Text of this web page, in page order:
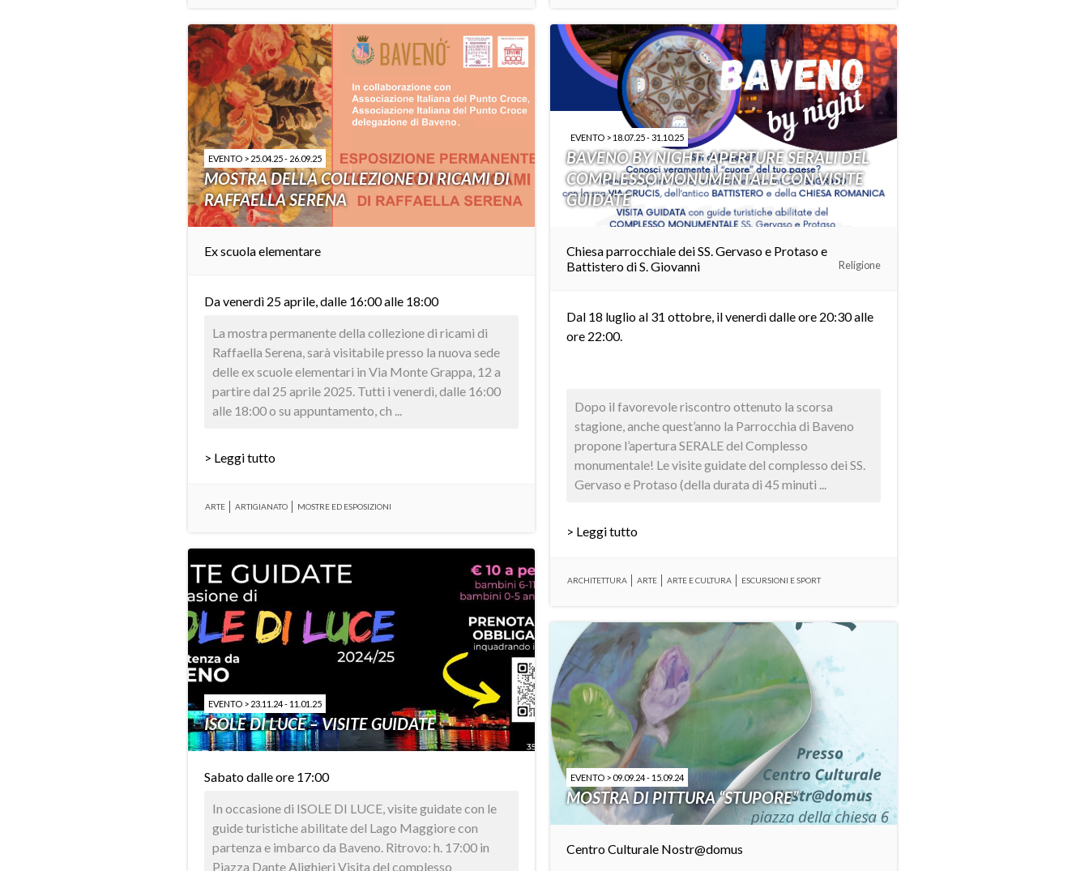
EVENTO > 25.04.25 - 26.09.25
MOSTRA DELLA COLLEZIONE DI RICAMI DI
RAFFAELLA SERENA
Ex scuola elementare
Da venerdì 25 aprile, dalle 16:00 alle 18:00
La mostra permanente della collezione di ricami di
Raffaella Serena, sarà visitabile presso la nuova sede
delle ex scuole elementari in Via Monte Grappa, 12 a
partire dal 25 aprile 2025. Tutti i venerdì, dalle 16:00
alle 18:00 o su appuntamento, ch ...
> Leggi tutto
ARTE ARTIGIANATO MOSTRE ED ESPOSIZIONI
EVENTO > 18.07.25 - 31.10.25
BAVENO BY NIGHT: APERTURE SERALI DEL
COMPLESSO MONUMENTALE CON VISITE
GUIDATE
Chiesa parrocchiale dei SS. Gervaso e Protaso e
Battistero di S. Giovanni
Religione
Dal 18 luglio al 31 ottobre, il venerdì dalle ore 20:30 alle
ore 22:00.
Dopo il favorevole riscontro ottenuto la scorsa
stagione, anche quest’anno la Parrocchia di Baveno
propone l’apertura SERALE del Complesso
monumentale! Le visite guidate del complesso dei SS.
Gervaso e Protaso (della durata di 45 minuti ...
> Leggi tutto
ARCHITETTURA ARTE ARTE E CULTURA ESCURSIONI E SPORT
EVENTO > 23.11.24 - 11.01.25
ISOLE DI LUCE – VISITE GUIDATE
Sabato dalle ore 17:00
In occasione di ISOLE DI LUCE, visite guidate con le
guide turistiche abilitate del Lago Maggiore con
partenza e imbarco da Baveno. Ritrovo: h. 17:00 in
Piazza Dante Alighieri Visita del complesso
EVENTO > 09.09.24 - 15.09.24
MOSTRA DI PITTURA “STUPORE”
Centro Culturale Nostr@domus